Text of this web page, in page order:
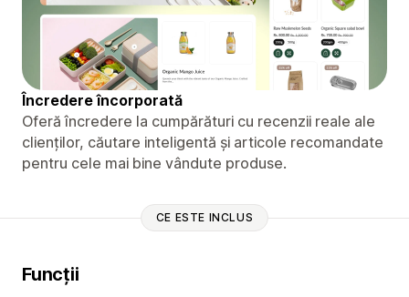
Încredere încorporată
Oferă încredere la cumpărături cu recenzii reale ale
clienților, căutare inteligentă și articole recomandate
pentru cele mai bine vândute produse.
CE ESTE INCLUS
Funcții